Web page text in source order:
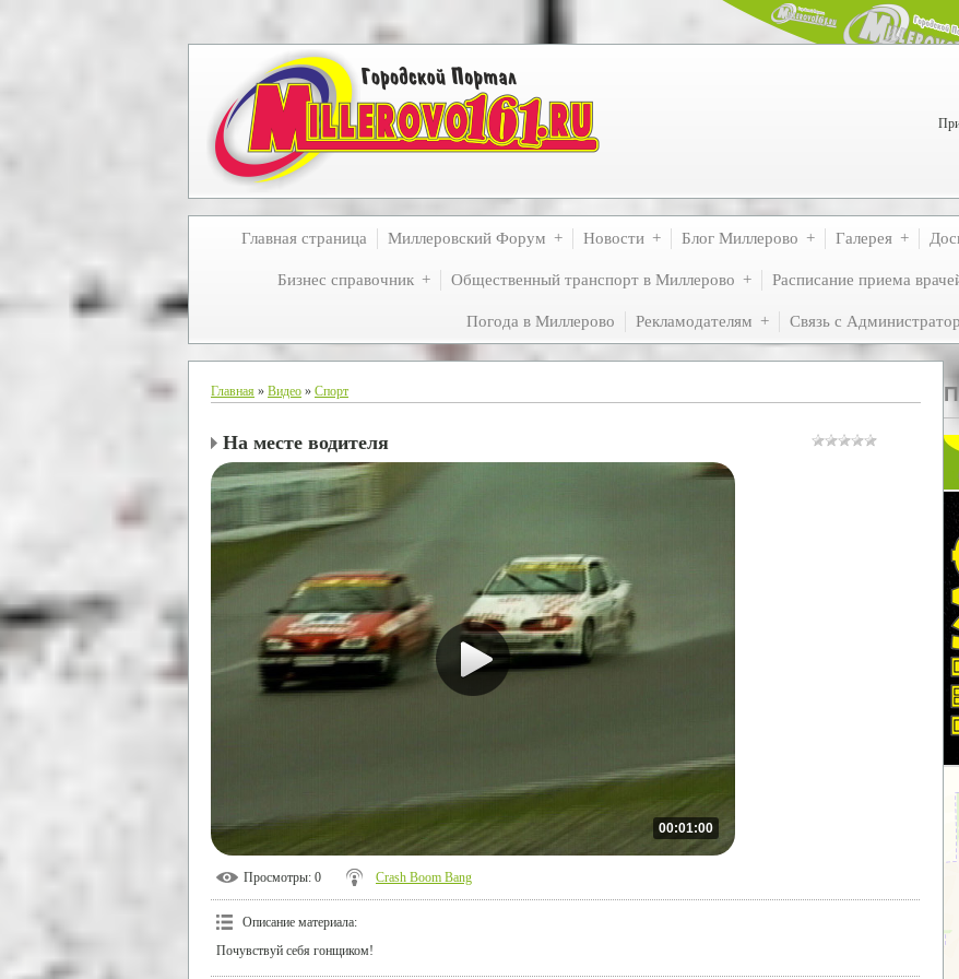
Главная страница Миллеровский Форум Новости Блог Миллерово Галерея
Бизнес справочник Общественный транспорт в Миллерово Расписание приема
Погода в Миллерово Рекламодателям Связь с
Главная » Видео » Спорт
На месте водителя
00:01:00
Просмотры: 0 Crash Boom Bang
Описание материала:
Почувствуй себя гонщиком!